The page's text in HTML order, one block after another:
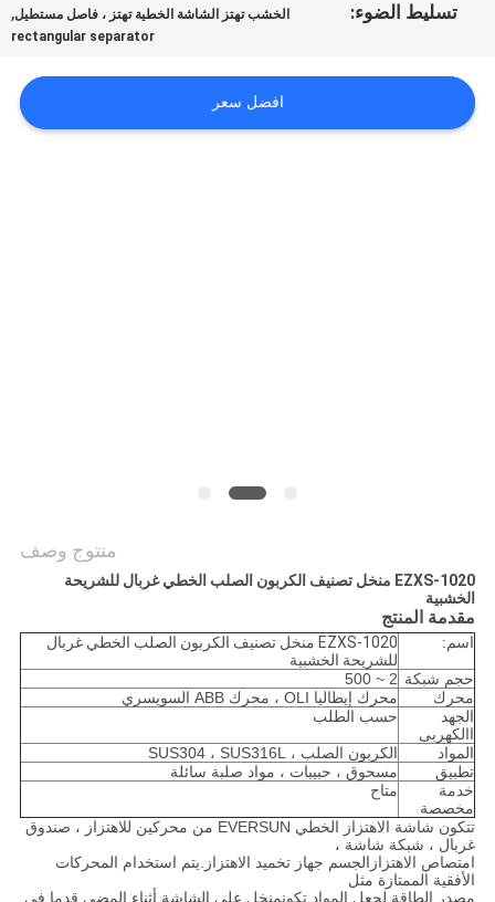
اتصل
اطلب
تسليط الضوء: الخشب تهتز الشاشة الخطية تهتز ، فاصل مستطيل,
rectangular separator
افضل سعر
منتوج وصف
EZXS-1020 منخل تصنيف الكربون الصلب الخطي غربال للشريحة
الخشبية
مقدمة المنتج
اسم:
EZXS-1020 منخل تصنيف الكربون الصلب الخطي غربال
للشريحة الخشبية
حجم شبكة 2 ~ 500
محرك
محرك إيطاليا OLI ، محرك ABB السويسري
الجهد
االكهربى
حسب الطلب
المواد
الكربون الصلب ، SUS304 ، SUS316L
تطبيق
مسحوق ، حبيبات ، مواد صلبة سائلة
خدمة
مخصصة
متاح
تتكون شاشة الاهتزاز الخطي EVERSUN من محركين للاهتزاز ، صندوق
غربال ، شبكة شاشة ،
امتصاص الاهتزاز الجسم جهاز تخميد الاهتزاز.يتم استخدام المحركات
الأفقية الممتازة مثل
مصدر الطاقة لجعل المواد تكونمنخل على الشاشة أثناء المضي قدما في